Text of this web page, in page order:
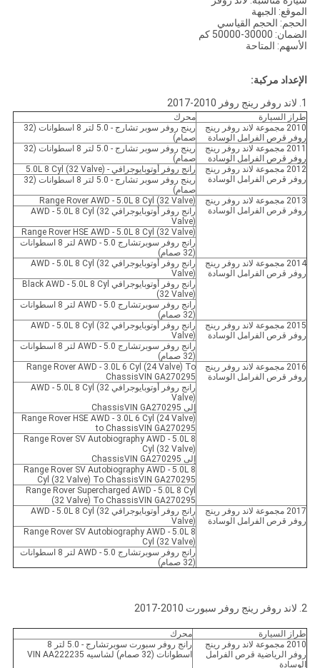
الموقع: الجبهة
الحجم: الحجم القياسي
الضمان: 30000-50000 كم
الأسهم: المتاحة
الإعداد مركبة:
1. لاند روفر رينج روفر 2010-2017
طراز السيارة
محرك
2010 مجموعة لاند روفر رينج
روفر قرص الفرامل الوسادة
رينج روفر سوبر تشارج - 5.0 لتر 8 اسطوانات (32
صمام)
2011 مجموعة لاند روفر رينج
روفر قرص الفرامل الوسادة
رينج روفر سوبر تشارج - 5.0 لتر 8 اسطوانات (32
صمام)
2012 مجموعة لاند روفر رينج
روفر قرص الفرامل الوسادة
رانج روفر أوتوبايوجرافي - 5.0L 8 Cyl (32 Valve)
رينج روفر سوبر تشارج - 5.0 لتر 8 اسطوانات (32
صمام)
2013 مجموعة لاند روفر رينج
روفر قرص الفرامل الوسادة
Range Rover AWD - 5.0L 8 Cyl (32 Valve)
رانج روفر أوتوبايوجرافي AWD - 5.0L 8 Cyl (32
Valve)
Range Rover HSE AWD - 5.0L 8 Cyl (32 Valve)
رانج روفر سوبرتشارج AWD - 5.0 لتر 8 اسطوانات
(32 صمام)
2014 مجموعة لاند روفر رينج
روفر قرص الفرامل الوسادة
رانج روفر أوتوبايوجرافي AWD - 5.0L 8 Cyl (32
Valve)
رانج روفر أوتوبايوجرافي Black AWD - 5.0L 8 Cyl
(32 Valve)
رانج روفر سوبرتشارج AWD - 5.0 لتر 8 اسطوانات
(32 صمام)
2015 مجموعة لاند روفر رينج
روفر قرص الفرامل الوسادة
رانج روفر أوتوبايوجرافي AWD - 5.0L 8 Cyl (32
Valve)
رانج روفر سوبرتشارج AWD - 5.0 لتر 8 اسطوانات
(32 صمام)
2016 مجموعة لاند روفر رينج
روفر قرص الفرامل الوسادة
Range Rover AWD - 3.0L 6 Cyl (24 Valve) To
ChassisVIN GA270295
رانج روفر أوتوبايوجرافي AWD - 5.0L 8 Cyl (32
Valve)
إلى ChassisVIN GA270295
Range Rover HSE AWD - 3.0L 6 Cyl (24 Valve)
to ChassisVIN GA270295
Range Rover SV Autobiography AWD - 5.0L 8
Cyl (32 Valve)
إلى ChassisVIN GA270295
Range Rover SV Autobiography AWD - 5.0L 8
Cyl (32 Valve) To ChassisVIN GA270295
Range Rover Supercharged AWD - 5.0L 8 Cyl
(32 Valve) To ChassisVIN GA270295
2017 مجموعة لاند روفر رينج
روفر قرص الفرامل الوسادة
رانج روفر أوتوبايوجرافي AWD - 5.0L 8 Cyl (32
Valve)
Range Rover SV Autobiography AWD - 5.0L 8
Cyl (32 Valve)
رانج روفر سوبرتشارج AWD - 5.0 لتر 8 اسطوانات
(32 صمام)
2. لاند روفر رينج روفر سبورت 2010-2017
طراز السيارة
محرك
2010 مجموعة لاند روفر رينج
روفر الرياضية قرص الفرامل
الوسادة
رانج روفر سبورت سوبرتشارج - 5.0 لتر 8
اسطوانات (32 صمام) لشاسيه VIN AA222235